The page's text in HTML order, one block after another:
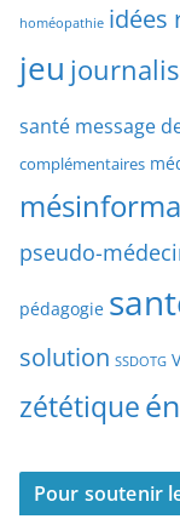
e
d
’
a
i
c
e
a
t
e
homéopathie idées
jeu
santé message
complémentaires
pseudo-
pédagogie
solution SSDOTG
zététique
Pour soutenir